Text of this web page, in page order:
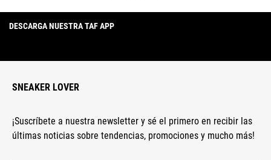
DESCARGA NUESTRA TAF APP
SNEAKER LOVER
¡Suscríbete a nuestra newsletter y sé el primero en recibir las
últimas noticias sobre tendencias, promociones y mucho más!